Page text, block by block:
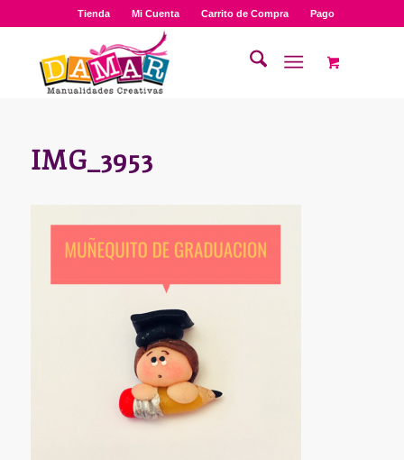
Tienda Mi Cuenta Carrito de Compra Pago
IMG_3953